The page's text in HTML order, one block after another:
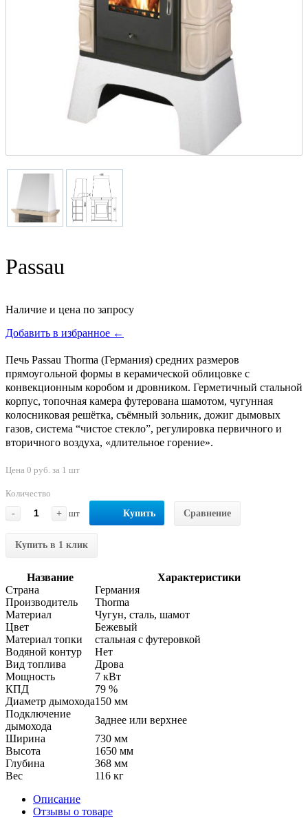
Passau
Наличие и цена по запросу
Добавить в избранное ←
Печь Passau Thorma (Германия) средних размеров
прямоугольной формы в керамической облицовке с
конвекционным коробом и дровником. Герметичный стальной
корпус, топочная камера футерована шамотом, чугунная
колосниковая решётка, съёмный зольник, дожиг дымовых
газов, система “чистое стекло”, регулировка первичного и
вторичного воздуха, «длительное горение».
Цена 0 руб. за 1 шт
Количество
-
+ шт Купить Сравнение
Купить в 1 клик
Название
Характеристики
Страна
Германия
Производитель
Thorma
Материал
Чугун, сталь, шамот
Цвет
Бежевый
Материал топки
стальная с футеровкой
Водяной контур
Нет
Вид топлива
Дрова
Мощность
7 кВт
КПД
79 %
Диаметр дымохода150 мм
Подключение
дымохода
Заднее или верхнее
Ширина
730 мм
Высота
1650 мм
Глубина
368 мм
Вес
116 кг
Описание
Отзывы о товаре